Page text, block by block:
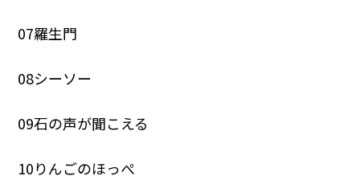
07羅生門
08シーソー
09石の声が聞こえる
10りんごのほっぺ